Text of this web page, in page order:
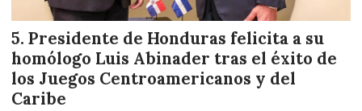
Presidente de Honduras felicita a su
homólogo Luis Abinader tras el éxito de
los Juegos Centroamericanos y del
Caribe